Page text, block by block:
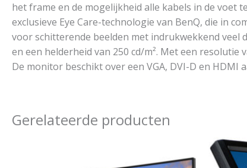
het frame en de mogelijkheid alle kabels in de voet
exclusieve Eye Care-technologie van BenQ, die in
voor schitterende beelden met indrukwekkend veel
en een helderheid van 250 cd/m². Met een
De monitor beschikt over een VGA, DVI-D en
Gerelateerde producten